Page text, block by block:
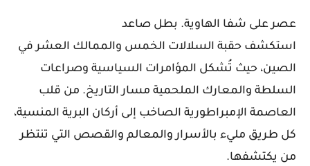
عصر على شفا الهاوية. بطل صاعد
استكشف حقبة السلالات الخمس والممالك العشر في
الصين، حيث تُشكل المؤامرات السياسية وصراعات
السلطة والمعارك الملحمية مسار التاريخ. من قلب
العاصمة الإمبراطورية الصاخب إلى أركان البرية المنسية،
كل طريق مليء بالأسرار والمعالم والقصص التي تنتظر
من يكتشفها.